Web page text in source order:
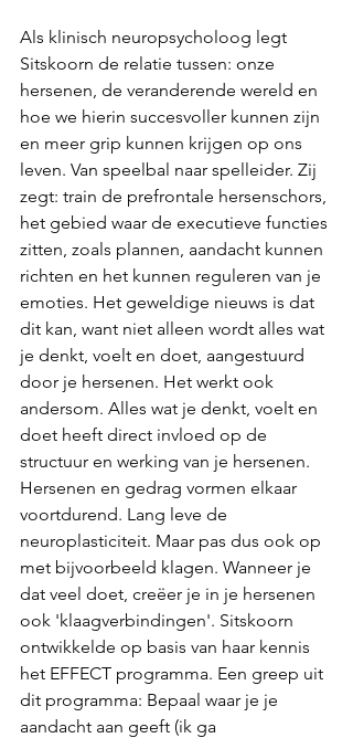
Als klinisch neuropsycholoog legt
Sitskoorn de relatie tussen: onze
hersenen, de veranderende wereld en
hoe we hierin succesvoller kunnen zijn
en meer grip kunnen krijgen op ons
leven. Van speelbal naar spelleider. Zij
zegt: train de prefrontale hersenschors,
het gebied waar de executieve functies
zitten, zoals plannen, aandacht kunnen
richten en het kunnen reguleren van je
emoties. Het geweldige nieuws is dat
dit kan, want niet alleen wordt alles wat
je denkt, voelt en doet, aangestuurd
door je hersenen. Het werkt ook
andersom. Alles wat je denkt, voelt en
doet heeft direct invloed op de
structuur en werking van je hersenen.
Hersenen en gedrag vormen elkaar
voortdurend. Lang leve de
neuroplasticiteit. Maar pas dus ook op
met bijvoorbeeld klagen. Wanneer je
dat veel doet, creëer je in je hersenen
ook 'klaagverbindingen'. Sitskoorn
ontwikkelde op basis van haar kennis
het EFFECT programma. Een greep uit
dit programma: Bepaal waar je je
aandacht aan geeft (ik ga